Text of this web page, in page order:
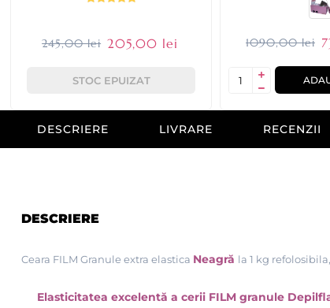
245,00 lei 205,00 lei
STOC EPUIZAT
1090,00 lei
DESCRIERE LIVRARE RECENZII
DESCRIERE
Ceara FILM Granule extra elastica Neagră la 1 kg
Elasticitatea excelentă a cerii FILM granule